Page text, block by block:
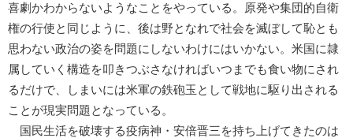
喜劇かわからないようなことをやっている。原発や集団的自衛
権の行使と同じように、後は野となれで社会を滅ぼして恥とも
思わない政治の姿を問題にしないわけにはいかない。米国に隷
属していく構造を叩きつぶさなければいつまでも食い物にされ
るだけで、しまいには米軍の鉄砲玉として戦地に駆り出される
ことが現実問題となっている。
国民生活を破壊する疫病神・安倍晋三を持ち上げてきたのは